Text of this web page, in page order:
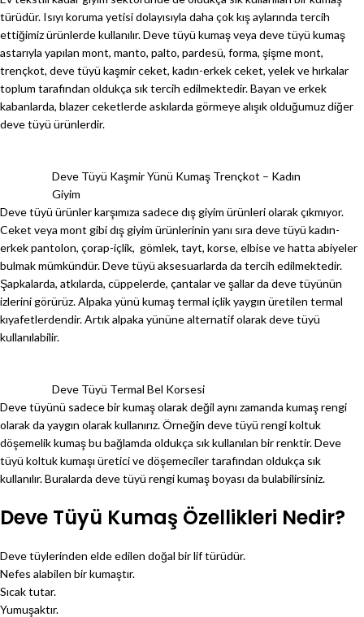
türüdür. Isıyı koruma yetisi dolayısıyla daha çok kış aylarında tercih
ettiğimiz ürünlerde kullanılır. Deve tüyü kumaş veya deve tüyü kumaş
astarıyla yapılan mont, manto, palto, pardesü, forma, şişme mont,
trençkot, deve tüyü kaşmir ceket, kadın-erkek ceket, yelek ve hırkalar
toplum tarafından oldukça sık tercih edilmektedir. Bayan ve erkek
kabanlarda, blazer ceketlerde askılarda görmeye alışık olduğumuz diğer
deve tüyü ürünlerdir.
Deve Tüyü Kaşmir Yünü Kumaş Trençkot – Kadın
Giyim
Deve tüyü ürünler karşımıza sadece dış giyim ürünleri olarak çıkmıyor.
Ceket veya mont gibi dış giyim ürünlerinin yanı sıra deve tüyü kadın-
erkek pantolon, çorap-içlik, gömlek, tayt, korse, elbise ve hatta abiyeler
bulmak mümkündür. Deve tüyü aksesuarlarda da tercih edilmektedir.
Şapkalarda, atkılarda, cüppelerde, çantalar ve şallar da deve tüyünün
izlerini görürüz. Alpaka yünü kumaş termal içlik yaygın üretilen termal
kıyafetlerdendir. Artık alpaka yününe alternatif olarak deve tüyü
kullanılabilir.
Deve Tüyü Termal Bel Korsesi
Deve tüyünü sadece bir kumaş olarak değil aynı zamanda kumaş rengi
olarak da yaygın olarak kullanırız. Örneğin deve tüyü rengi koltuk
döşemelik kumaş bu bağlamda oldukça sık kullanılan bir renktir. Deve
tüyü koltuk kumaşı üretici ve döşemeciler tarafından oldukça sık
kullanılır. Buralarda deve tüyü rengi kumaş boyası da bulabilirsiniz.
Deve Tüyü Kumaş Özellikleri Nedir?
Deve tüylerinden elde edilen doğal bir lif türüdür.
Nefes alabilen bir kumaştır.
Sıcak tutar.
Yumuşaktır.